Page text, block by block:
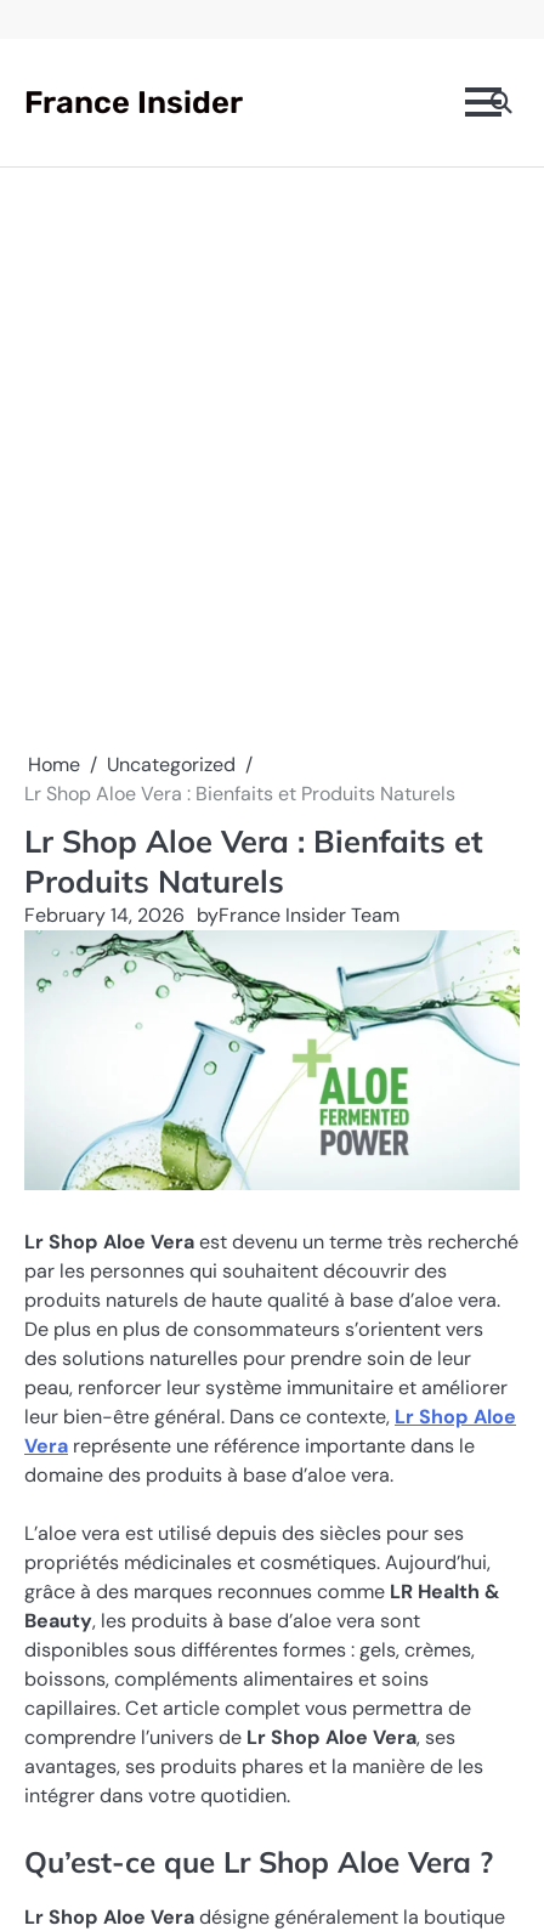
France Insider
Home
Uncategorized
Lr Shop Aloe Vera : Bienfaits et Produits Naturels
Lr Shop Aloe Vera : Bienfaits et
Produits Naturels
February 14, 2026 byFrance Insider Team
Lr Shop Aloe Veraest devenu un terme très recherché
par les personnes qui souhaitent découvrir des
produits naturels de haute qualité à base d’aloe vera.
De plus en plus de consommateurs s’orientent vers
des solutions naturelles pour prendre soin de leur
peau, renforcer leur système immunitaire et améliorer
leur bien-être général. Dans ce contexte, Lr Shop Aloe
Vera représente une référence importante dans le
domaine des produits à base d’aloe vera.
L’aloe vera est utilisé depuis des siècles pour ses
propriétés médicinales et cosmétiques. Aujourd’hui,
grâce à des marques reconnues comme LR Health &
Beauty, les produits à base d’aloe vera sont
disponibles sous différentes formes : gels, crèmes,
boissons, compléments alimentaires et soins
capillaires. Cet article complet vous permettra de
comprendre l’univers de Lr Shop Aloe Vera, ses
avantages, ses produits phares et la manière de les
intégrer dans votre quotidien.
Qu’est-ce que Lr Shop Aloe Vera ?
Lr Shop Aloe Veradésigne généralement la boutique